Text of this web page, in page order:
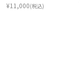
¥11,000(税込)